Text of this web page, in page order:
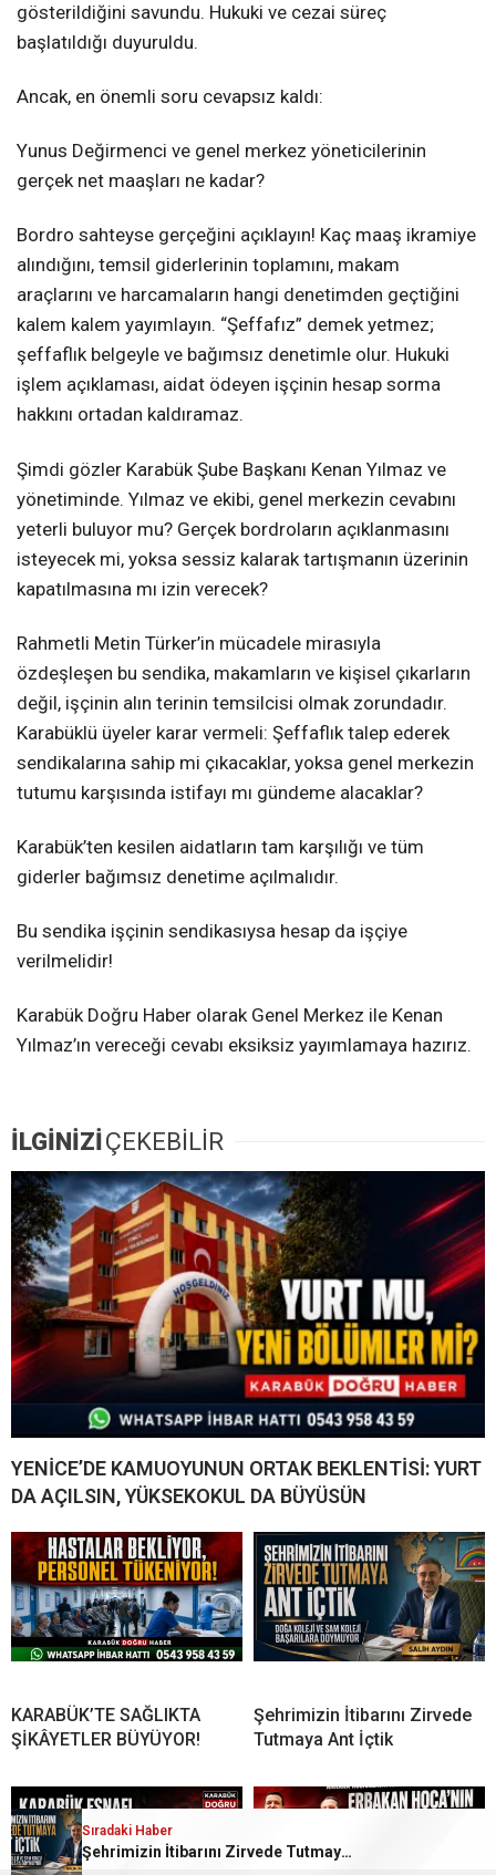
gösterildiğini savundu. Hukuki ve cezai süreç
başlatıldığı duyuruldu.
Ancak, en önemli soru cevapsız kaldı:
Yunus Değirmenci ve genel merkez yöneticilerinin
gerçek net maaşları ne kadar?
Bordro sahteyse gerçeğini açıklayın! Kaç maaş ikramiye
alındığını, temsil giderlerinin toplamını, makam
araçlarını ve harcamaların hangi denetimden geçtiğini
kalem kalem yayımlayın. “Şeffafız” demek yetmez;
şeffaflık belgeyle ve bağımsız denetimle olur. Hukuki
işlem açıklaması, aidat ödeyen işçinin hesap sorma
hakkını ortadan kaldıramaz.
Şimdi gözler Karabük Şube Başkanı Kenan Yılmaz ve
yönetiminde. Yılmaz ve ekibi, genel merkezin cevabını
yeterli buluyor mu? Gerçek bordroların açıklanmasını
isteyecek mi, yoksa sessiz kalarak tartışmanın üzerinin
kapatılmasına mı izin verecek?
Rahmetli Metin Türker’in mücadele mirasıyla
özdeşleşen bu sendika, makamların ve kişisel çıkarların
değil, işçinin alın terinin temsilcisi olmak zorundadır.
Karabüklü üyeler karar vermeli: Şeffaflık talep ederek
sendikalarına sahip mi çıkacaklar, yoksa genel merkezin
tutumu karşısında istifayı mı gündeme alacaklar?
Karabük’ten kesilen aidatların tam karşılığı ve tüm
giderler bağımsız denetime açılmalıdır.
Bu sendika işçinin sendikasıysa hesap da işçiye
verilmelidir!
Karabük Doğru Haber olarak Genel Merkez ile Kenan
Yılmaz’ın vereceği cevabı eksiksiz yayımlamaya hazırız.
İLGİNİZİÇEKEBİLİR
YENİCE’DE KAMUOYUNUN ORTAK BEKLENTİSİ: YURT
DA AÇILSIN, YÜKSEKOKUL DA BÜYÜSÜN
KARABÜK’TE SAĞLIKTA
ŞİKÂYETLER BÜYÜYOR!
Şehrimizin İtibarını Zirvede
Tutmaya Ant İçtik
Sıradaki Haber
Şehrimizin İtibarını Zirvede Tutmaya Ant İçtik